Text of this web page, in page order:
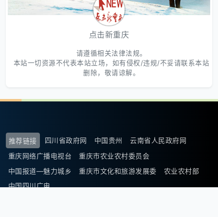
点击新重庆
请遵循相关法律法规。
本站一切资源不代表本站立场，如有侵权/违规/不妥请联系本站
删除，敬请谅解。
推荐链接 四川省政府网 中国贵州
云南省人民政府网
重庆网络广播电视台
重庆市农业农村委员会
中国报道—魅力城乡
重庆市文化和旅游发展委
农业农村部
中国四川广电